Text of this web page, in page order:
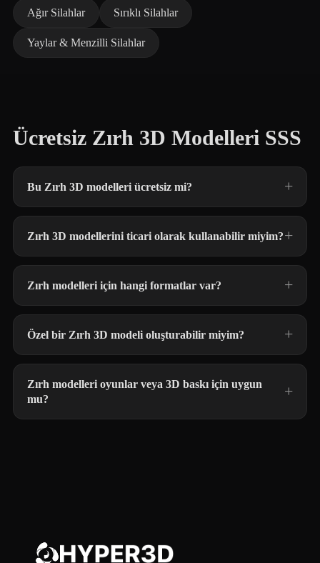
Ağır Silahlar Sırıklı Silahlar
Yaylar & Menzilli Silahlar
Ücretsiz Zırh 3D Modelleri SSS
Bu Zırh 3D modelleri ücretsiz mi?
Zırh 3D modellerini ticari olarak kullanabilir miyim?
Zırh modelleri için hangi formatlar var?
Özel bir Zırh 3D modeli oluşturabilir miyim?
Zırh modelleri oyunlar veya 3D baskı için uygun
mu?